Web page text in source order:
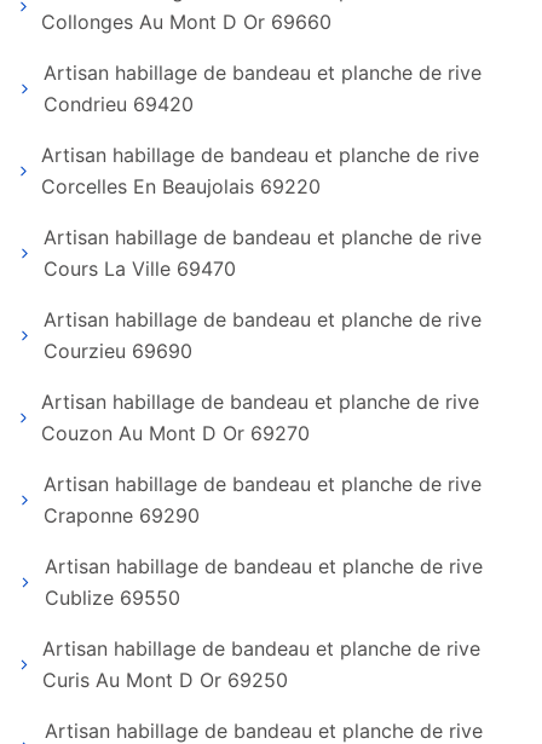
Collonges Au Mont D Or 69660
Artisan habillage de bandeau et planche de rive
Condrieu 69420
Artisan habillage de bandeau et planche de rive
Corcelles En Beaujolais 69220
Artisan habillage de bandeau et planche de rive
Cours La Ville 69470
Artisan habillage de bandeau et planche de rive
Courzieu 69690
Artisan habillage de bandeau et planche de rive
Couzon Au Mont D Or 69270
Artisan habillage de bandeau et planche de rive
Craponne 69290
Artisan habillage de bandeau et planche de rive
Cublize 69550
Artisan habillage de bandeau et planche de rive
Curis Au Mont D Or 69250
Artisan habillage de bandeau et planche de rive